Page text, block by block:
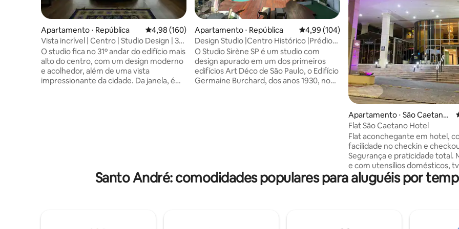
Apartamento ⋅ República 4,98 de uma avaliação média de 5, 160 avaliações
4,98 (160)
Vista incrível | Centro | Studio Design | 31
andar
O studio fica no 31º andar do edifício mais
alto do centro, com um design moderno
e acolhedor, além de uma vista
impressionante da cidade. Da janela, é
Apartamento ⋅ República 4,99 de uma avaliação média de 5, 104
4,99 (104)
Design Studio |Centro Histórico |Prédio
Art Deco
O Studio Sirène SP é um studio com
design apurado em um dos primeiros
edifícios Art Déco de São Paulo, o Edifício
Germaine Burchard, dos anos 1930, no
conteúdo.
Apartamento ⋅ São Caetano
do Sul
Flat São Caetano Hotel
Flat aconchegante em hotel,
facilidade no checkin e
Segurança e praticidade total.
e com utensílios domésticos,
condicionado, etc…, Serviço
(arrumação básica opcional) ,
devolver na recepção.
Santo André: comodidades populares para aluguéis por